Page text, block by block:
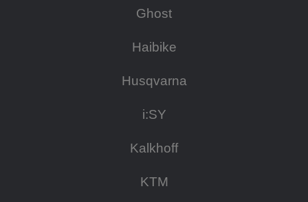
Ghost
Haibike
Husqvarna
i:SY
Kalkhoff
KTM